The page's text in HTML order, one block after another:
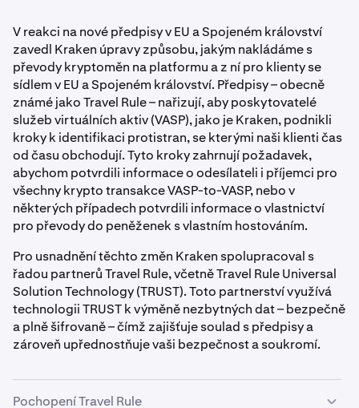
V reakci na nové předpisy v EU a Spojeném království
zavedl Kraken úpravy způsobu, jakým nakládáme s
převody kryptoměn na platformu a z ní pro klienty se
sídlem v EU a Spojeném království. Předpisy – obecně
známé jako Travel Rule – nařizují, aby poskytovatelé
služeb virtuálních aktiv (VASP), jako je Kraken, podnikli
kroky k identifikaci protistran, se kterými naši klienti čas
od času obchodují. Tyto kroky zahrnují požadavek,
abychom potvrdili informace o odesílateli i příjemci pro
všechny krypto transakce VASP-to-VASP, nebo v
některých případech potvrdili informace o vlastnictví
pro převody do peněženek s vlastním hostováním.
Pro usnadnění těchto změn Kraken spolupracoval s
řadou partnerů Travel Rule, včetně Travel Rule Universal
Solution Technology (TRUST). Toto partnerství využívá
technologii TRUST k výměně nezbytných dat – bezpečně
a plně šifrovaně – čímž zajišťuje soulad s předpisy a
zároveň upřednostňuje vaši bezpečnost a soukromí.
Pochopení Travel Rule